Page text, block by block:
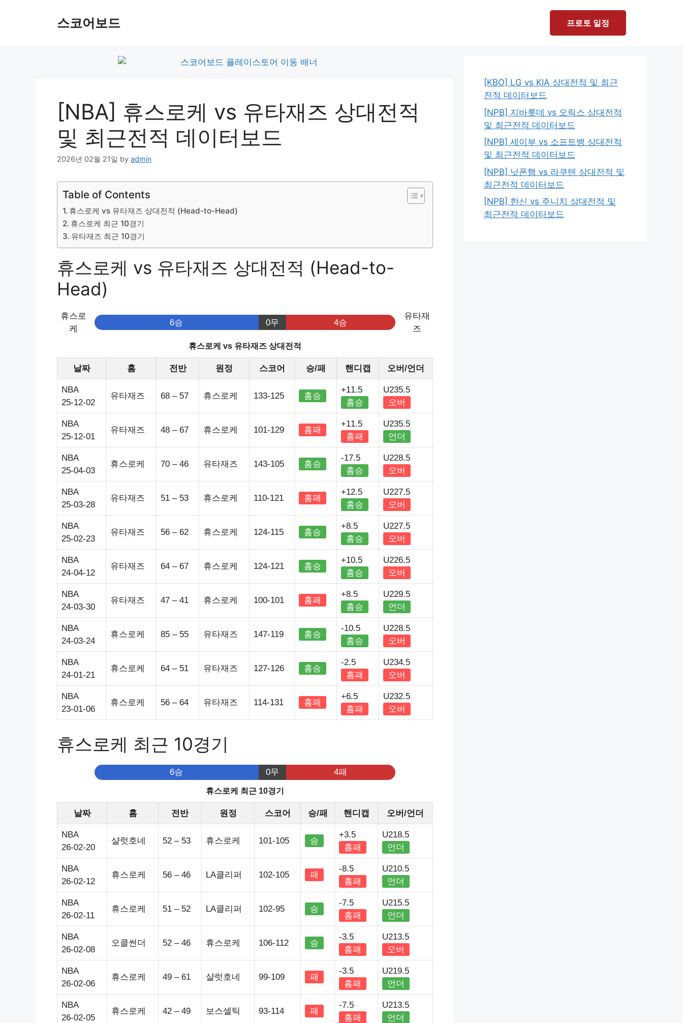
스코어보드 프로토 일정
[NBA] 휴스로케 vs 유타재즈 상대전적
및 최근전적 데이터보드
2026년 02월 21일 by admin
Table of Contents
휴스로케 vs 유타재즈 상대전적 (Head-to-Head)
휴스로케 최근 10경기
유타재즈 최근 10경기
휴스로케 vs 유타재즈 상대전적 (Head-to-
Head)
휴스로
케
6승 0무 4승
유타재
즈
휴스로케 vs 유타재즈 상대전적
날짜 홈 전반 원정 스코어 승/패 핸디캡 오버/언더
NBA
25-12-02
유타재즈 68 – 57 휴스로케 133-125 홈승
+11.5
홈승
U235.5
오버
NBA
25-12-01
유타재즈 48 – 67 휴스로케 101-129 홈패
+11.5
홈패
U235.5
언더
NBA
25-04-03
휴스로케 70 – 46 유타재즈 143-105 홈승
-17.5
홈승
U228.5
오버
NBA
25-03-28
유타재즈 51 – 53 휴스로케 110-121 홈패
+12.5
홈승
U227.5
오버
NBA
25-02-23
유타재즈 56 – 62 휴스로케 124-115 홈승
+8.5
홈승
U227.5
오버
NBA
24-04-12
유타재즈 64 – 67 휴스로케 124-121 홈승
+10.5
홈승
U226.5
오버
NBA
24-03-30
유타재즈 47 – 41 휴스로케 100-101 홈패
+8.5
홈승
U229.5
언더
NBA
24-03-24
휴스로케 85 – 55 유타재즈 147-119 홈승
-10.5
홈승
U228.5
오버
NBA
24-01-21
휴스로케 64 – 51 유타재즈 127-126 홈승
-2.5
홈패
U234.5
오버
NBA
23-01-06
휴스로케 56 – 64 유타재즈 114-131 홈패
+6.5
홈패
U232.5
오버
휴스로케 최근 10경기
6승 0무 4패
휴스로케 최근 10경기
날짜 홈 전반 원정 스코어 승/패 핸디캡 오버/언더
NBA
26-02-20
샬럿호네 52 – 53 휴스로케 101-105 승
+3.5
홈패
U218.5
언더
NBA
26-02-12
휴스로케 56 – 46 LA클리퍼 102-105 패
-8.5
홈패
U210.5
언더
NBA
26-02-11
휴스로케 51 – 52 LA클리퍼 102-95 승
-7.5
홈패
U215.5
언더
NBA
26-02-08
오클썬더 52 – 46 휴스로케 106-112 승
-3.5
홈패
U213.5
오버
NBA
26-02-06
휴스로케 49 – 61 샬럿호네 99-109 패
-3.5
홈패
U219.5
언더
NBA
26-02-05
휴스로케 42 – 49 보스셀틱 93-114 패
-7.5
홈패
U213.5
언더
[KBO] LG vs KIA 상대전적 및 최근
전적 데이터보드
[NPB] 지바롯데 vs 오릭스 상대전적
및 최근전적 데이터보드
[NPB] 세이부 vs 소프트뱅 상대전적
및 최근전적 데이터보드
[NPB] 닛폰햄 vs 라쿠텐 상대전적 및
최근전적 데이터보드
[NPB] 한신 vs 주니치 상대전적 및
최근전적 데이터보드